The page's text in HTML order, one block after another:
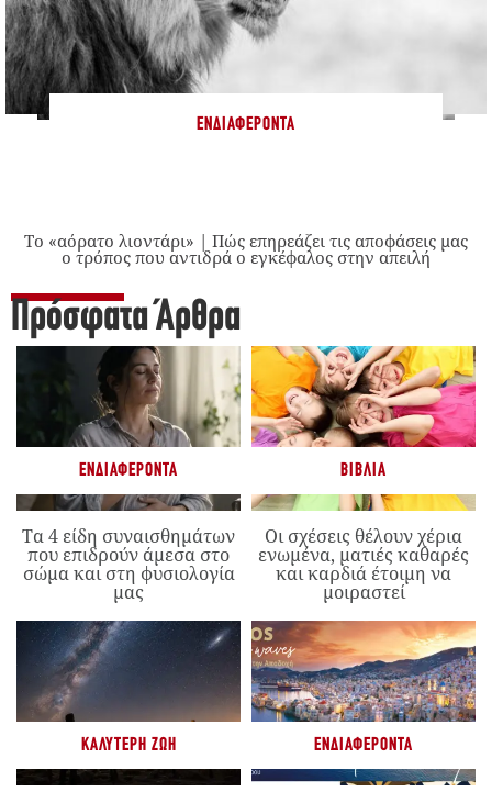
ΕΝΔΙΑΦΈΡΟΝΤΑ
Το «αόρατο λιοντάρι» | Πώς επηρεάζει τις αποφάσεις μας
ο τρόπος που αντιδρά ο εγκέφαλος στην απειλή
Πρόσφατα Άρθρα
ΕΝΔΙΑΦΈΡΟΝΤΑ
Τα 4 είδη συναισθημάτων
που επιδρούν άμεσα στο
σώμα και στη φυσιολογία
μας
ΒΙΒΛΊΑ
Οι σχέσεις θέλουν χέρια
ενωμένα, ματιές καθαρές
και καρδιά έτοιμη να
μοιραστεί
ΚΑΛΎΤΕΡΗ ΖΩΉ ΕΝΔΙΑΦΈΡΟΝΤΑ